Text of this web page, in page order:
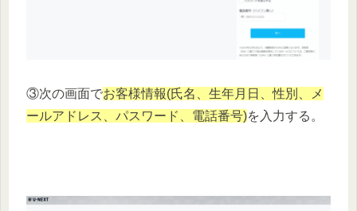
③次の画面でお客様情報(氏名、生年月日、性別、メ
ールアドレス、パスワード、電話番号)を入力する。